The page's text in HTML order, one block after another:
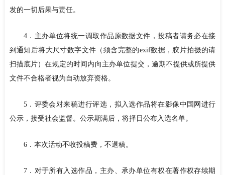
发的一切后果与责任。
4．主办单位将统一调取作品原数据文件，投稿者请务必在接
到通知后将大尺寸数字文件（须含完整的exif数据，胶片拍摄的请
扫描底片）在规定的时间内向主办单位提交，逾期不提供或所提供
文件不合格者视为自动放弃资格。
5．评委会对来稿进行评选，拟入选作品将在影像中国网进行
公示，接受社会监督。公示期满后，将择日公布入选名单。
6．本次活动不收投稿费，不退稿。
7．对于所有入选作品，主办、承办单位有权在著作权存续期